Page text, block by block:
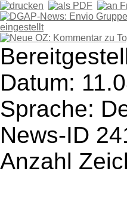
Datum:
Sprache:
News-ID
Anzahl